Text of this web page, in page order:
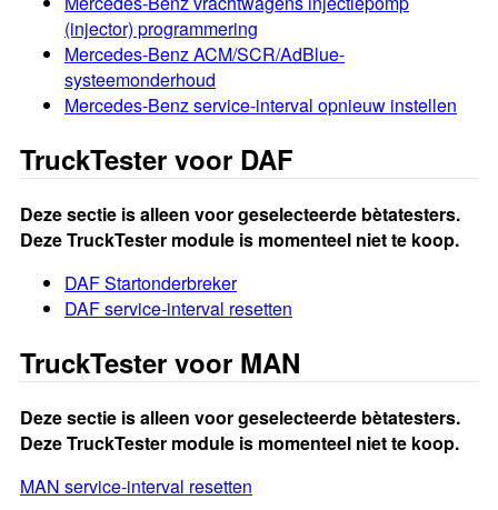
(injector) programmering
Mercedes-Benz ACM/SCR/AdBlue-
systeemonderhoud
Mercedes-Benz service-interval opnieuw instellen
TruckTester voor DAF
Deze sectie is alleen voor geselecteerde bètatesters.
Deze TruckTester module is momenteel niet te koop.
DAF Startonderbreker
DAF service-interval resetten
TruckTester voor MAN
Deze sectie is alleen voor geselecteerde bètatesters.
Deze TruckTester module is momenteel niet te koop.
MAN service-interval resetten